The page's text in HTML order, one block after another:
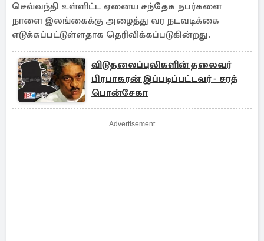
செவ்வந்தி உள்ளிட்ட ஏனைய சந்தேக நபர்களை
நாளை இலங்கைக்கு அழைத்து வர நடவடிக்கை
எடுக்கப்பட்டுள்ளதாக தெரிவிக்கப்படுகின்றது.
விடுதலைப்புலிகளின் தலைவர்
பிரபாகரன் இப்படிப்பட்டவர் - சரத்
பொன்சேகா
Advertisement